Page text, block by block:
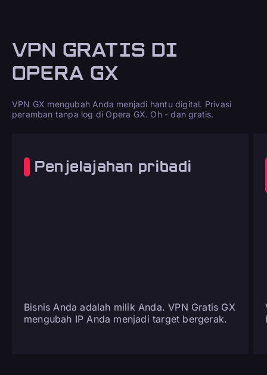
VPN GRATIS DI
OPERA GX
VPN GX mengubah Anda menjadi hantu digital. Privasi
peramban tanpa log di Opera GX. Oh - dan gratis.
Penjelajahan pribadi
Bisnis Anda adalah milik Anda. VPN Gratis GX
mengubah IP Anda menjadi target bergerak.